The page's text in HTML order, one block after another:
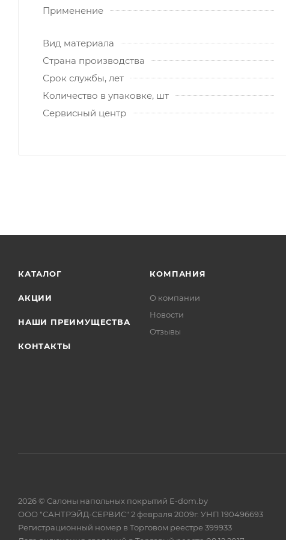
Применение
Вид материала
Страна производства
Срок службы, лет
Количество в упаковке, шт
Сервисный центр
КАТАЛОГ
АКЦИИ
НАШИ ПРЕИМУЩЕСТВА
КОНТАКТЫ
КОМПАНИЯ
О компании
Новости
Отзывы
2026 © Салоны напольных покрытий E-dom.by
ООО "САНТРЭЙД-СЕРВИС" 2 февраля 2009г. УНП 190496693
Регистрационный номер в Торговом реестре 399933